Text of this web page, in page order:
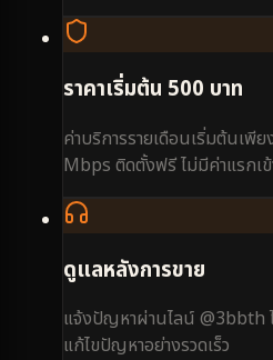
ราคาเริ่มต้น 500 บาท
ค่าบริการรายเดือนเริ่มต้นเพี
Mbps ติดตั้งฟรี ไม่มีค่าแรกเข้
ดูแลหลังการขาย
แจ้งปัญหาผ่านไลน์ @3bbth
แก้ไขปัญหาอย่างรวดเร็ว